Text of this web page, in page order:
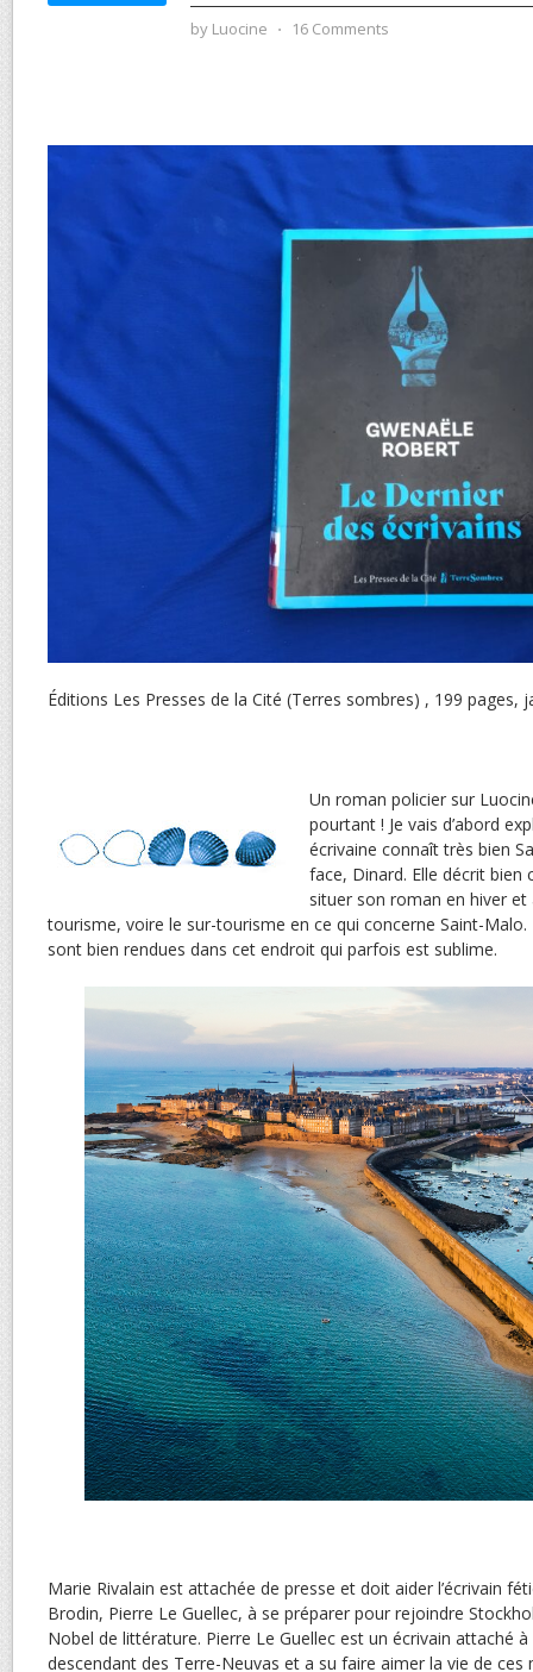
by Luocine ⋅ 16 Comments
Éditions Les Presses de la Cité (Terres sombres) , 199 pages,
Un roman policier sur
pourtant ! Je vais d’abord
écrivaine connaît très bien
face, Dinard. Elle décrit bien
situer son roman en hiver
tourisme, voire le sur-tourisme en ce qui concerne Saint-Malo.
sont bien rendues dans cet endroit qui parfois est sublime.
Marie Rivalain est attachée de presse et doit aider l’écrivain
Brodin, Pierre Le Guellec, à se préparer pour rejoindre
Nobel de littérature. Pierre Le Guellec est un écrivain attaché
descendant des Terre-Neuvas et a su faire aimer la vie de ces